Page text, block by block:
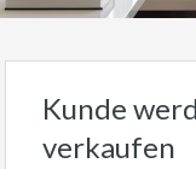
Kunde
verkaufen